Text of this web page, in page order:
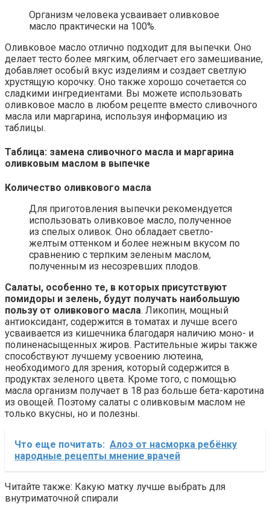
Организм человека усваивает оливковое
масло практически на 100%.
Оливковое масло отлично подходит для выпечки. Оно
делает тесто более мягким, облегчает его замешивание,
добавляет особый вкус изделиям и создает светлую
хрустящую корочку. Оно также хорошо сочетается со
сладкими ингредиентами. Вы можете использовать
оливковое масло в любом рецепте вместо сливочного
масла или маргарина, используя информацию из
таблицы.
Таблица: замена сливочного масла и маргарина
оливковым маслом в выпечке
Количество оливкового масла
Для приготовления выпечки рекомендуется
использовать оливковое масло, полученное
из спелых оливок. Оно обладает светло-
желтым оттенком и более нежным вкусом по
сравнению с терпким зеленым маслом,
полученным из несозревших плодов.
Салаты, особенно те, в которых присутствуют
помидоры и зелень, будут получать наибольшую
пользу от оливкового масла. Ликопин, мощный
антиоксидант, содержится в томатах и лучше всего
усваивается из кишечника благодаря наличию моно- и
полиненасыщенных жиров. Растительные жиры также
способствуют лучшему усвоению лютеина,
необходимого для зрения, который содержится в
продуктах зеленого цвета. Кроме того, с помощью
масла организм получает в 18 раз больше бета-каротина
из овощей. Поэтому салаты с оливковым маслом не
только вкусны, но и полезны.
Что еще почитать: Алоэ от насморка ребёнку
народные рецепты мнение врачей
Читайте также: Какую матку лучше выбрать для
внутриматочной спирали